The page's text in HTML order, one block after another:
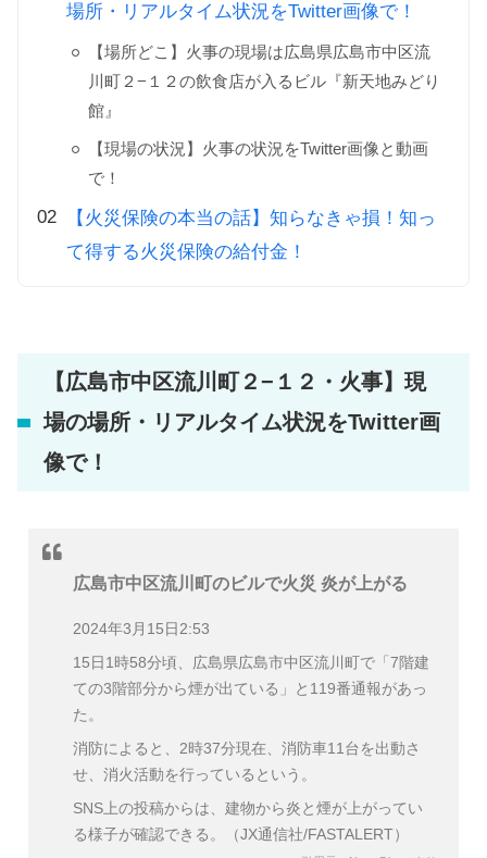
場所・リアルタイム状況をTwitter画像で！
【場所どこ】火事の現場は広島県広島市中区流
川町２−１２の飲食店が入るビル『新天地みどり
館』
【現場の状況】火事の状況をTwitter画像と動画
で！
【火災保険の本当の話】知らなきゃ損！知っ
て得する火災保険の給付金！
【広島市中区流川町２−１２・火事】現
場の場所・リアルタイム状況をTwitter画
像で！
広島市中区流川町のビルで火災 炎が上がる
2024年3月15日2:53
15日1時58分頃、広島県広島市中区流川町で「7階建
ての3階部分から煙が出ている」と119番通報があっ
た。
消防によると、2時37分現在、消防車11台を出動さ
せ、消火活動を行っているという。
SNS上の投稿からは、建物から炎と煙が上がってい
る様子が確認できる。（JX通信社/FASTALERT）